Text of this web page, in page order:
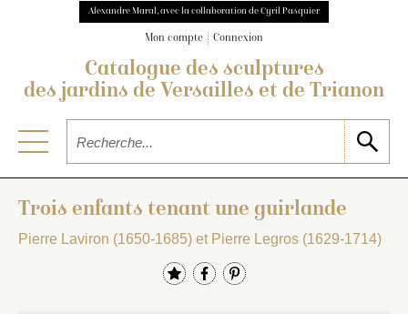
Alexandre Maral, avec la collaboration de Cyril Pasquier
Mon compte Connexion
Catalogue des sculptures
des jardins de Versailles et de Trianon
Trois enfants tenant une guirlande
Pierre Laviron (1650-1685) et Pierre Legros (1629-1714)